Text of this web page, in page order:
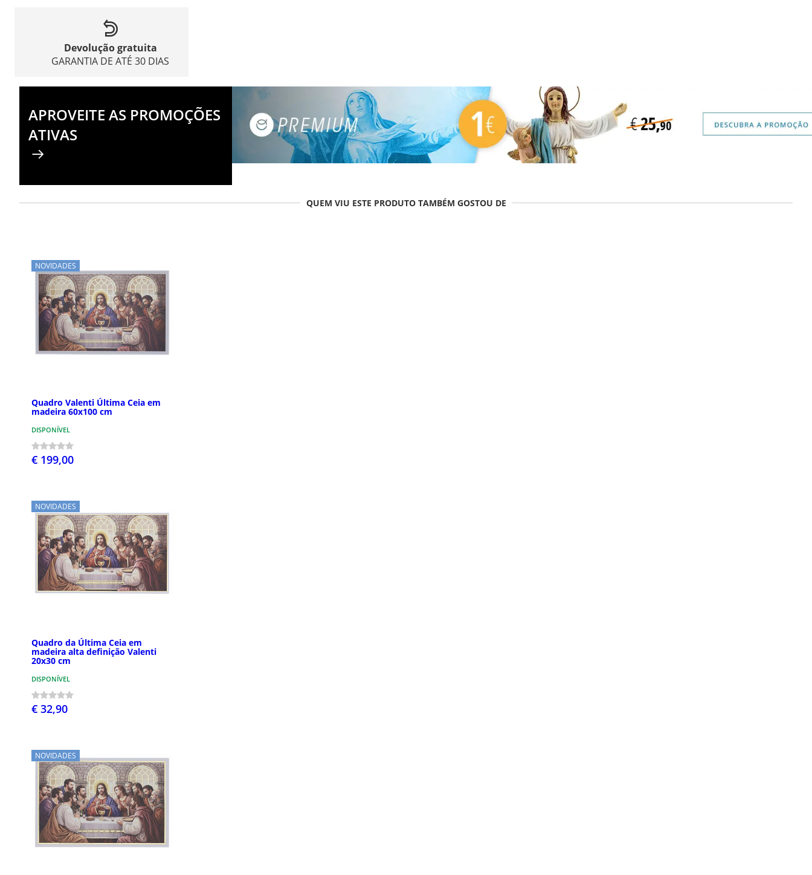
Devolução gratuita
GARANTIA DE ATÉ 30 DIAS
APROVEITE AS PROMOÇÕES
ATIVAS
QUEM VIU ESTE PRODUTO TAMBÉM GOSTOU DE
NOVIDADES
Quadro Valenti Última Ceia em
madeira 60x100 cm
DISPONÍVEL
€ 199,00
NOVIDADES
Quadro da Última Ceia em
madeira alta definição Valenti
20x30 cm
DISPONÍVEL
€ 32,90
NOVIDADES